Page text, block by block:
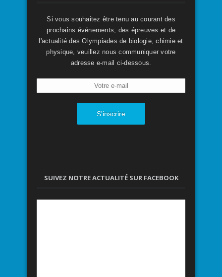
Si vous souhaitez être tenu au courant des
prochains événements, des épreuves et de
l'actualité des Olympiades de biologie, chimie et
physique, veuillez nous communiquer votre
adresse e-mail ci-dessous.
S'inscrire
SUIVEZ NOTRE ACTUALITÉ SUR FACEBOOK